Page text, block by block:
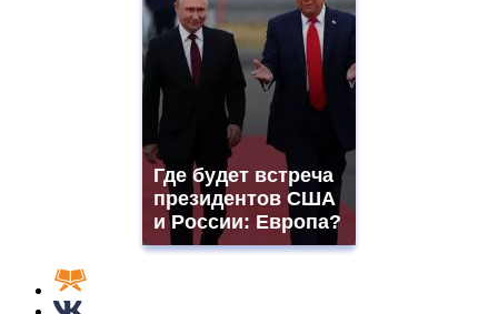
Где будет встреча
президентов США
и России: Европа?